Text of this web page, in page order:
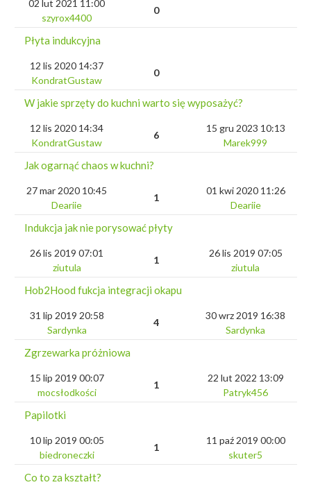
02 lut 2021 11:00
szyrox4400
0
Płyta indukcyjna
12 lis 2020 14:37
KondratGustaw
0
W jakie sprzęty do kuchni warto się wyposażyć?
12 lis 2020 14:34
KondratGustaw
6
15 gru 2023 10:13
Marek999
Jak ogarnąć chaos w kuchni?
27 mar 2020 10:45
Deariie
1
01 kwi 2020 11:26
Deariie
Indukcja jak nie porysować płyty
26 lis 2019 07:01
ziutula
1
26 lis 2019 07:05
ziutula
Hob2Hood fukcja integracji okapu
31 lip 2019 20:58
Sardynka
4
30 wrz 2019 16:38
Sardynka
Zgrzewarka próżniowa
15 lip 2019 00:07
mocsłodkości
1
22 lut 2022 13:09
Patryk456
Papilotki
10 lip 2019 00:05
biedroneczki
1
11 paź 2019 00:00
skuter5
Co to za kształt?